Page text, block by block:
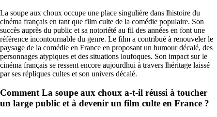
La soupe aux choux occupe une place singulière dans lhistoire du
cinéma français en tant que film culte de la comédie populaire. Son
succès auprès du public et sa notoriété au fil des années en font une
référence incontournable du genre. Le film a contribué à renouveler le
paysage de la comédie en France en proposant un humour décalé, des
personnages atypiques et des situations loufoques. Son impact sur le
cinéma français se ressent encore aujourdhui à travers lhéritage laissé
par ses répliques cultes et son univers décalé.
Comment La soupe aux choux a-t-il réussi à toucher
un large public et à devenir un film culte en France ?